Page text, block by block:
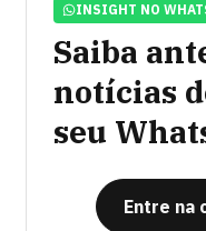
INSIGHT NO
Saiba
notícias
seu
Entre na